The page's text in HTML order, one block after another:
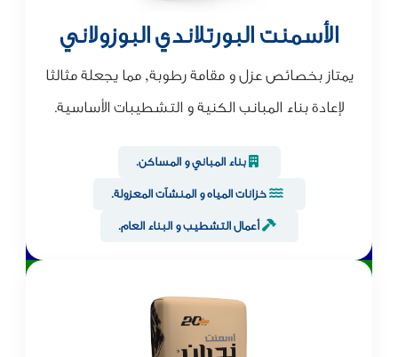
الأسمنت البورتلاندي البوزولاني
يمتاز بخصائص عزل و مقامة رطوبة, مما يجعلة مثالثا
لإعادة بناء المبانب الكنية و التشطيبات الأساسية.
بناء المباني و المساكن.
خزانات المياه و المنشآت المعزولة.
أعمال التشطيب و البناء العام.